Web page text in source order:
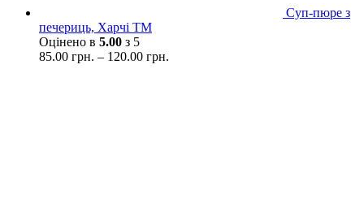
Суп-пюре з
печериць, Харчі ТМ
Оцінено в 5.00 з 5
85.00 грн. – 120.00 грн.